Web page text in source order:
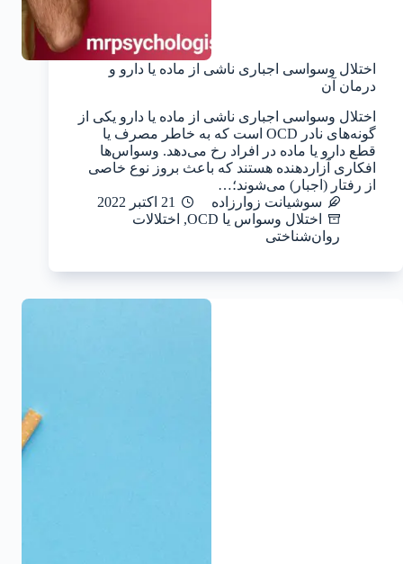
اختلال وسواسی اجباری ناشی از ماده یا دارو و
درمان آن
اختلال وسواسی اجباری ناشی از ماده یا دارو یکی از
گونه‌های نادر OCD است که به خاطر مصرف یا
قطع دارو یا ماده در افراد رخ می‌دهد. وسواس‌ها
افکاری آزاردهنده هستند که باعث بروز نوع خاصی
از رفتار (اجبار) می‌شوند؛…
سوشیانت زوارزاده
21 اکتبر 2022
اختلال وسواس یا OCD
, اختلالات
روان‌شناختی